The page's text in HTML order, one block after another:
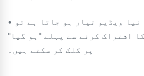
• ایک بار جب آپ کا نیا ویڈیو تیار ہو جاتا ہے تو
اشتراک کرنے سے پہلے "ہو گیا"
پر کلک کر سکتے ہیں۔